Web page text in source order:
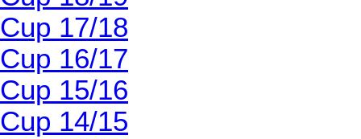
Cup 17/18
Cup 16/17
Cup 15/16
Cup 14/15